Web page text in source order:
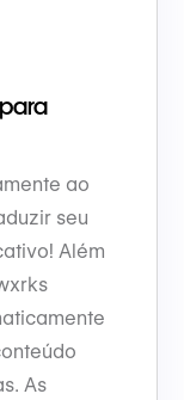
ao
seu
Além
As